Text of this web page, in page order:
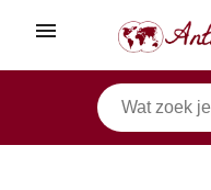
menu